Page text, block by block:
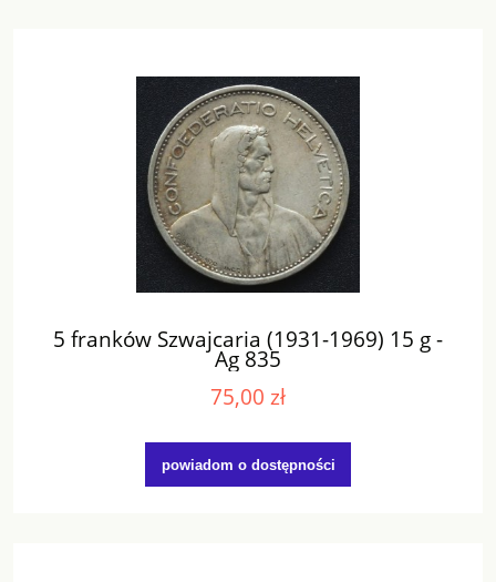
5 franków Szwajcaria (1931-1969) 15 g -
Ag 835
75,00 zł
powiadom o dostępności